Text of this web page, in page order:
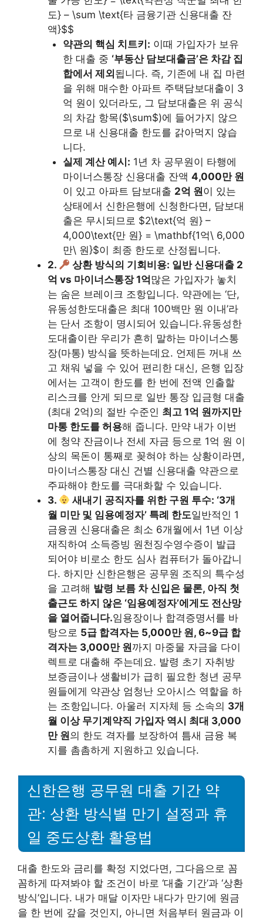
도} – \sum \text{타 금융기관 신용대출 잔
액}$$
약관의 핵심 치트키: 이때 가입자가 보유
한 대출 중 ‘부동산 담보대출금’은 차감 집
합에서 제외 됩니다. 즉, 기존에 내 집 마련
을 위해 매수한 아파트 주택담보대출이 3
억 원이 있더라도, 그 담보대출은 위 공식
의 차감 항목($\sum$)에 들어가지 않으
므로 내 신용대출 한도를 갉아먹지 않습
니다.
실제 계산 예시: 1년 차 공무원이 타행에
마이너스통장 신용대출 잔액 4,000만 원
이 있고 아파트 담보대출 2억 원이 있는
상태에서 신한은행에 신청한다면, 담보대
출은 무시되므로 $2\text{억 원} –
4,000\text{만 원} = \mathbf{1억\ 6,000
만\ 원}$이 최종 한도로 산정됩니다.
2.
상환 방식의 기회비용: 일반 신용대출 2
억 vs 마이너스통장 1억 많은 가입자가 놓치
는 숨은 브레이크 조항입니다. 약관에는 ‘단,
유동성한도대출은 최대 100백만 원 이내’라
는 단서 조항이 명시되어 있습니다.유동성한
도대출이란 우리가 흔히 말하는 마이너스통
장(마통) 방식을 뜻하는데요. 언제든 꺼내 쓰
고 채워 넣을 수 있어 편리한 대신, 은행 입장
에서는 고객이 한도를 한 번에 전액 인출할
리스크를 안게 되므로 일반 통장 입금형 대출
(최대 2억)의 절반 수준인 최고 1억 원까지만
마통 한도를 허용해 줍니다. 만약 내가 이번
에 청약 잔금이나 전세 자금 등으로 1억 원 이
상의 목돈이 통째로 꽂혀야 하는 상황이라면,
마이너스통장 대신 건별 신용대출 약관으로
주파해야 한도를 극대화할 수 있습니다.
3.
새내기 공직자를 위한 구원 투수: ‘3개
월 미만 및 임용예정자’ 특례 한도일반적인 1
금융권 신용대출은 최소 6개월에서 1년 이상
재직하여 소득증빙 원천징수영수증이 발급
되어야 비로소 한도 심사 컴퓨터가 돌아갑니
다. 하지만 신한은행은 공무원 조직의 특수성
을 고려해 발령 보름 차 신입은 물론, 아직 첫
출근도 하지 않은 ‘임용예정자’에게도 전산망
을 열어줍니다.임용장이나 합격증명서를 바
탕으로 5급 합격자는 5,000만 원, 6~9급 합
격자는 3,000만 원까지 마중물 자금을 다이
렉트로 대출해 주는데요. 발령 초기 자취방
보증금이나 생활비가 급히 필요한 청년 공무
원들에게 약관상 엄청난 오아시스 역할을 하
는 조항입니다. 아울러 지자체 등 소속의 3개
월 이상 무기계약직 가입자 역시 최대 3,000
만 원의 한도 격자를 보장하여 틈새 금융 복
지를 촘촘하게 지원하고 있습니다.
신한은행 공무원 대출 기간 약
관: 상환 방식별 만기 설정과 휴
일 중도상환 활용법
대출 한도와 금리를 확정 지었다면, 그다음으로 꼼
꼼하게 따져봐야 할 조건이 바로 ‘대출 기간’과 ‘상환
방식’입니다. 내가 매달 이자만 내다가 만기에 원금
을 한 번에 갚을 것인지, 아니면 처음부터 원금과 이